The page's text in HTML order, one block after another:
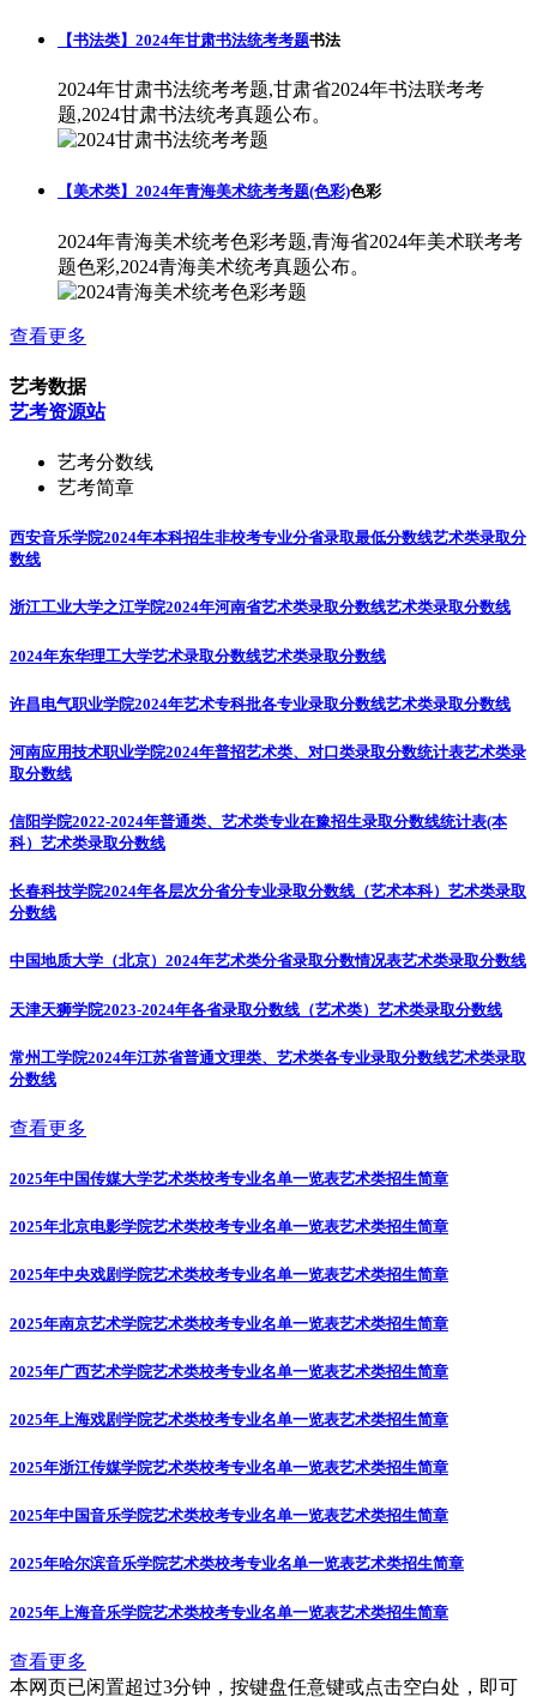
【书法类】2024年甘肃书法统考考题书法
2024年甘肃书法统考考题,甘肃省2024年书法联考考
题,2024甘肃书法统考真题公布。
【美术类】2024年青海美术统考考题(色彩)色彩
2024年青海美术统考色彩考题,青海省2024年美术联考考
题色彩,2024青海美术统考真题公布。
查看更多
艺考数据
艺考资源站
艺考分数线
艺考简章
西安音乐学院2024年本科招生非校考专业分省录取最低分数线艺术类录取分
数线
浙江工业大学之江学院2024年河南省艺术类录取分数线艺术类录取分数线
2024年东华理工大学艺术录取分数线艺术类录取分数线
许昌电气职业学院2024年艺术专科批各专业录取分数线艺术类录取分数线
河南应用技术职业学院2024年普招艺术类、对口类录取分数统计表艺术类录
取分数线
信阳学院2022-2024年普通类、艺术类专业在豫招生录取分数线统计表(本
科） 艺术类录取分数线
长春科技学院2024年各层次分省分专业录取分数线（艺术本科） 艺术类录取
分数线
中国地质大学（北京）2024年艺术类分省录取分数情况表艺术类录取分数线
天津天狮学院2023-2024年各省录取分数线（艺术类） 艺术类录取分数线
常州工学院2024年江苏省普通文理类、艺术类各专业录取分数线艺术类录取
分数线
查看更多
2025年中国传媒大学艺术类校考专业名单一览表艺术类招生简章
2025年北京电影学院艺术类校考专业名单一览表艺术类招生简章
2025年中央戏剧学院艺术类校考专业名单一览表艺术类招生简章
2025年南京艺术学院艺术类校考专业名单一览表艺术类招生简章
2025年广西艺术学院艺术类校考专业名单一览表艺术类招生简章
2025年上海戏剧学院艺术类校考专业名单一览表艺术类招生简章
2025年浙江传媒学院艺术类校考专业名单一览表艺术类招生简章
2025年中国音乐学院艺术类校考专业名单一览表艺术类招生简章
2025年哈尔滨音乐学院艺术类校考专业名单一览表艺术类招生简章
2025年上海音乐学院艺术类校考专业名单一览表艺术类招生简章
查看更多
本网页已闲置超过3分钟，按键盘任意键或点击空白处，即可